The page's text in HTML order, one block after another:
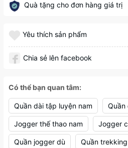
Quà tặng cho đơn hàng giá trị
Yêu thích sản phẩm
Chia sẻ lên facebook
Có thể bạn quan tâm:
Quần dài tập luyện nam Quần
Jogger thế thao nam Jogger
Quần jogger dù Quần